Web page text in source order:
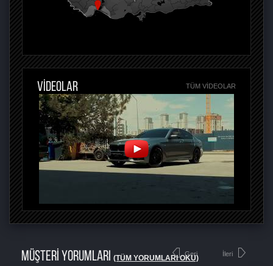
VİDEOLAR TÜM VIDEOLAR
MÜŞTERİ YORUMLARI (TÜM YORUMLARI OKU)
Geri İleri